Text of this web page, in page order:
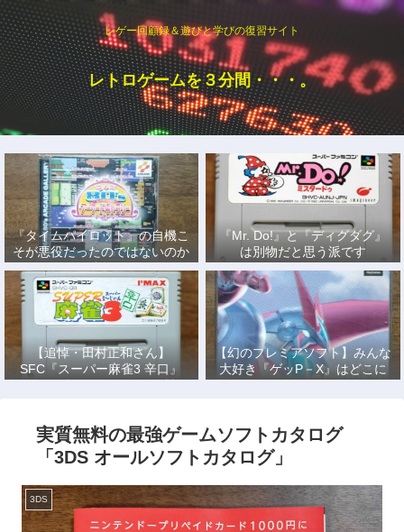
レゲー回顧録＆遊びと学びの復習サイト
レトロゲームを３分間・・・。
『タイムパイロット』の自機こ
そが悪役だったのではないのか
説
『Mr. Do!』と『ディグダグ』
は別物だと思う派です
【追悼・田村正和さん】
SFC『スーパー麻雀3 辛口』
で、あの名優になりきって戦っ
【幻のプレミアソフト】みんな
大好き『ゲッP－X』はどこに
もない！
実質無料の最強ゲームソフトカタログ
「3DS オールソフトカタログ」
3DS